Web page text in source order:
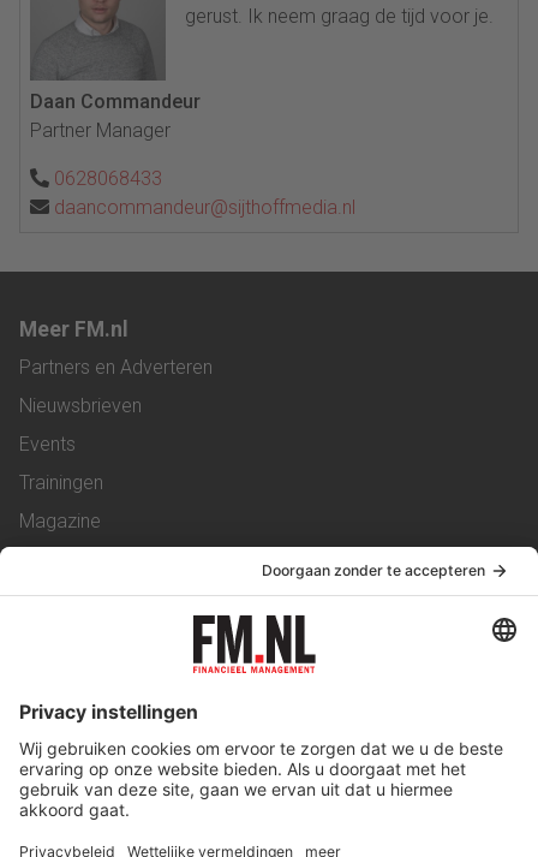
gerust. Ik neem graag de tijd voor je.
Daan Commandeur
Partner Manager
0628068433
daancommandeur@sijthoffmedia.nl
Meer FM.nl
Partners en Adverteren
Nieuwsbrieven
Events
Trainingen
Magazine
Service & Contact
Werken bij ons
Privacy Statement
Algemene Voorwaarden